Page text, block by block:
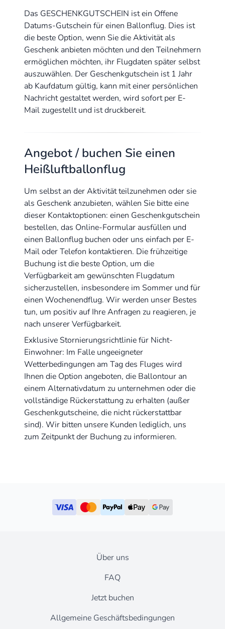
Das GESCHENKGUTSCHEIN ist ein Offene
Datums-Gutschein für einen Ballonflug. Dies ist
die beste Option, wenn Sie die Aktivität als
Geschenk anbieten möchten und den Teilnehmern
ermöglichen möchten, ihr Flugdaten später selbst
auszuwählen. Der Geschenkgutschein ist 1 Jahr
ab Kaufdatum gültig, kann mit einer persönlichen
Nachricht gestaltet werden, wird sofort per E-
Mail zugestellt und ist druckbereit.
Angebot / buchen Sie einen
Heißluftballonflug
Um selbst an der Aktivität teilzunehmen oder sie
als Geschenk anzubieten, wählen Sie bitte eine
dieser Kontaktoptionen: einen Geschenkgutschein
bestellen, das Online-Formular ausfüllen und
einen Ballonflug buchen oder uns einfach per E-
Mail oder Telefon kontaktieren. Die frühzeitige
Buchung ist die beste Option, um die
Verfügbarkeit am gewünschten Flugdatum
sicherzustellen, insbesondere im Sommer und für
einen Wochenendflug. Wir werden unser Bestes
tun, um positiv auf Ihre Anfragen zu reagieren, je
nach unserer Verfügbarkeit.
Exklusive Stornierungsrichtlinie für Nicht-
Einwohner: Im Falle ungeeigneter
Wetterbedingungen am Tag des Fluges wird
Ihnen die Option angeboten, die Ballontour an
einem Alternativdatum zu unternehmen oder die
vollständige Rückerstattung zu erhalten (außer
Geschenkgutscheine, die nicht rückerstattbar
sind). Wir bitten unsere Kunden lediglich, uns
zum Zeitpunkt der Buchung zu informieren.
Über uns
FAQ
Jetzt buchen
Allgemeine Geschäftsbedingungen